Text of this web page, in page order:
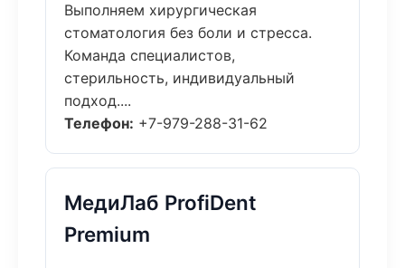
Выполняем хирургическая
стоматология без боли и стресса.
Команда специалистов,
стерильность, индивидуальный
подход....
Телефон: +7-979-288-31-62
МедиЛаб ProfiDent
Premium